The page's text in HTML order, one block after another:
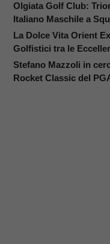
Olgiata Golf Club:
Italiano Maschile a
La Dolce Vita Orient
Golfistici tra le
Stefano Mazzoli in
Rocket Classic del